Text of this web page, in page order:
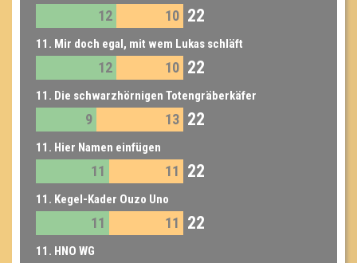
12 10 22
11. Mir doch egal, mit wem Lukas schläft
12 10 22
11. Die schwarzhörnigen Totengräberkäfer
9 13 22
11. Hier Namen einfügen
11 11 22
11. Kegel-Kader Ouzo Uno
11 11 22
11. HNO WG